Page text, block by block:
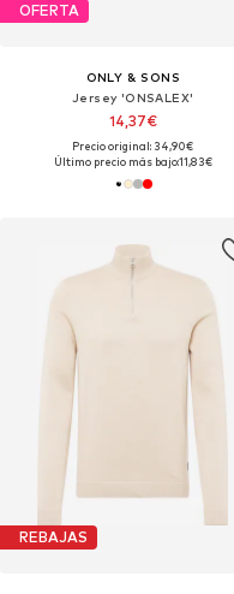
OFERTA
ONLY & SONS
Jersey 'ONSALEX'
14,37€
Precio original: 34,90€
Último precio más bajo:11,83€
REBAJAS